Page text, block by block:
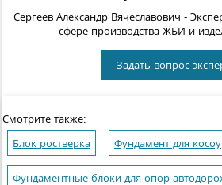
Сергеев Александр Вячеславович -
сфере производства ЖБИ и
Задать вопрос
Смотрите также:
Блок ростверка Фундамент для
Фундаментные блоки для опор